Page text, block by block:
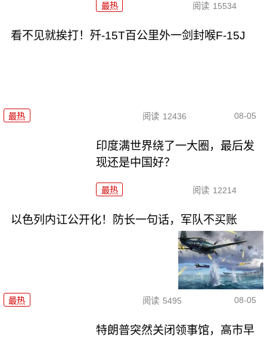
最热 阅读 15534
看不见就挨打！歼-15T百公里外一剑封喉F-15J
最热 阅读 12436 08-05
印度满世界绕了一大圈，最后发
现还是中国好？
最热 阅读 12214
以色列内讧公开化！防长一句话，军队不买账
最热 阅读 5495 08-05
特朗普突然关闭领事馆，高市早